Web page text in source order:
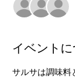
イベント
サルサは調味料